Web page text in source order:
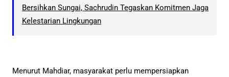
Bersihkan Sungai, Sachrudin Tegaskan Komitmen Jaga
Kelestarian Lingkungan
Menurut Mahdiar, masyarakat perlu mempersiapkan